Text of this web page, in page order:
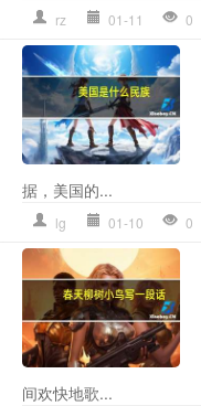
rz 01-11 0
据，美国的...
lg 01-10 0
间欢快地歌...